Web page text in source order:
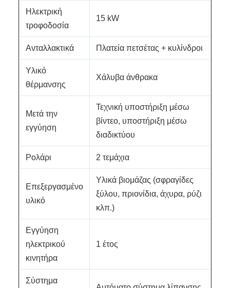
Ηλεκτρική
τροφοδοσία
15 kW
Ανταλλακτικά Πλατεία πετσέτας + κυλίνδροι
Υλικό
θέρμανσης
Χάλυβα άνθρακα
Μετά την
εγγύηση
Τεχνική υποστήριξη μέσω
βίντεο, υποστήριξη μέσω
διαδικτύου
Ρολάρι 2 τεμάχια
Επεξεργασμένο
υλικό
Υλικά βιομάζας (σφραγίδες
ξύλου, πριονίδια, άχυρα, ρύζι
κλπ.)
Εγγύηση
ηλεκτρικού
κινητήρα
1 έτος
Σύστημα